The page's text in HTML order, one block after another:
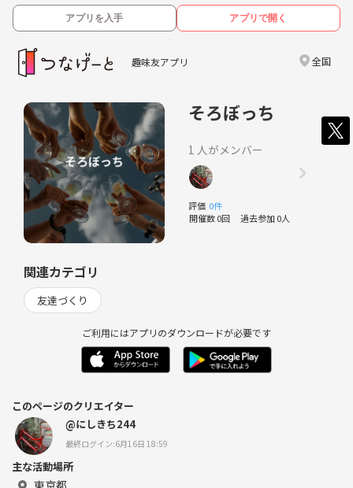
アプリを入手 アプリで開く
趣味友アプリ 全国
そろぼっち
1 人がメンバー
評価 0件
開催数 0回 過去参加 0人
関連カテゴリ
友達づくり
ご利用にはアプリのダウンロードが必要です
このページのクリエイター
@にしきち244
最終ログイン:6月16日 18:59
主な活動場所